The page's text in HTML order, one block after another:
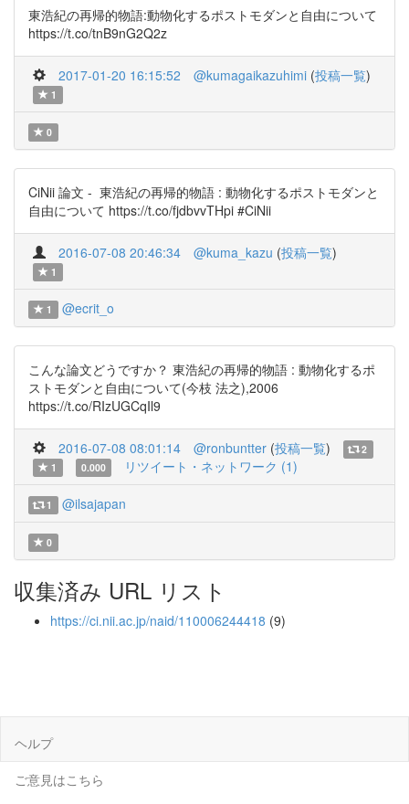
東浩紀の再帰的物語:動物化するポストモダンと自由について
https://t.co/tnB9nG2Q2z
2017-01-20 16:15:52 @kumagaikazuhimi (投稿一覧)
1
0
CiNii 論文 - 東浩紀の再帰的物語 : 動物化するポストモダンと
自由について https://t.co/fjdbvvTHpi #CiNii
2016-07-08 20:46:34 @kuma_kazu (投稿一覧)
1
1 @ecrit_o
こんな論文どうですか？ 東浩紀の再帰的物語 : 動物化するポ
ストモダンと自由について(今枝 法之),2006
https://t.co/RIzUGCqIl9
2016-07-08 08:01:14 @ronbuntter (投稿一覧)
2
1
0.000 リツイート・ネットワーク (1)
1 @ilsajapan
0
収集済み URL リスト
https://ci.nii.ac.jp/naid/110006244418 (9)
ヘルプ
ご意見はこちら